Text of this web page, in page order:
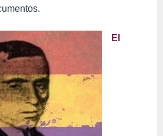
El